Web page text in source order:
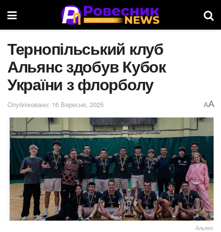
Тернопільський клуб
Альянс здобув Кубок
України з флорболу
Опубліковано: 16 Вересня, 2025 AA
Альянс